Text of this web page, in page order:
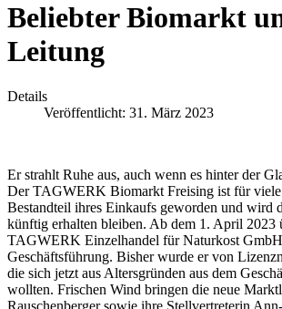
Beliebter Biomarkt
Leitung
Details
Veröffentlicht: 31. März 2023
Er strahlt Ruhe aus, auch wenn es hinter der
Der TAGWERK Biomarkt Freising ist für
Bestandteil ihres Einkaufs geworden und wird
künftig erhalten bleiben. Ab dem 1. April 2023
TAGWERK Einzelhandel für Naturkost
Geschäftsführung. Bisher wurde er von
die sich jetzt aus Altersgründen aus dem
wollten. Frischen Wind bringen die neue
Rauschenberger sowie ihre Stellvertreterin